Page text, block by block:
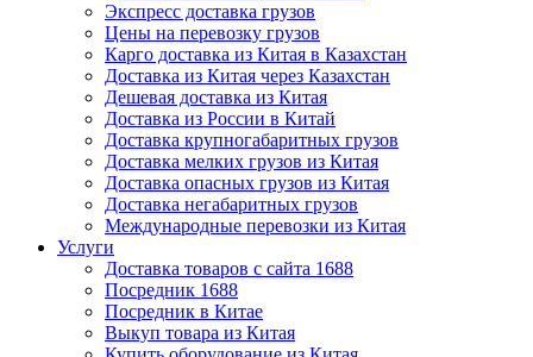
Экспресс доставка грузов
Цены на перевозку грузов
Карго доставка из Китая в Казахстан
Доставка из Китая через Казахстан
Дешевая доставка из Китая
Доставка из России в Китай
Доставка крупногабаритных грузов
Доставка мелких грузов из Китая
Доставка опасных грузов из Китая
Доставка негабаритных грузов
Международные перевозки из Китая
Услуги
Доставка товаров с сайта 1688
Посредник 1688
Посредник в Китае
Выкуп товара из Китая